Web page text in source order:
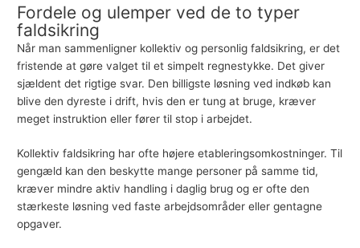
Fordele og ulemper ved de to typer
faldsikring
Når man sammenligner kollektiv og personligfaldsikring, er det
fristende at gøre valget til et simpelt regnestykke. Det giver
sjældent det rigtige svar. Den billigste løsning ved indkøb kan
blive den dyreste i drift, hvis den er tung at bruge, kræver
meget instruktion eller fører til stop i arbejdet.
Kollektiv faldsikring har ofte højere etableringsomkostninger. Til
gengæld kan den beskytte mange personer på samme tid,
kræver mindre aktiv handling i daglig brug og er ofte den
stærkeste løsning ved faste arbejdsområder eller gentagne
opgaver.